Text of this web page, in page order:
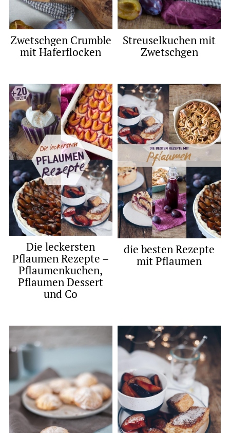
Zwetschgen Crumble
mit Haferflocken
Streuselkuchen mit
Zwetschgen
Die leckersten
Pflaumen Rezepte –
Pflaumenkuchen,
Pflaumen Dessert
und Co
die besten Rezepte
mit Pflaumen